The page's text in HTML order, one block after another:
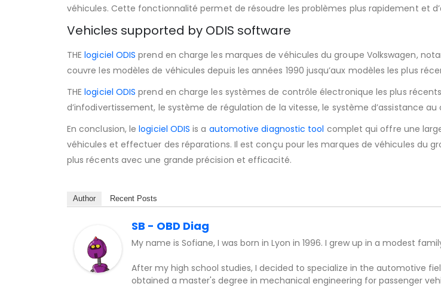
véhicules. Cette fonctionnalité permet de résoudre les problèmes plus rapidement et
Vehicles supported by ODIS software
THElogiciel ODIS prend en charge les marques de véhicules du groupe Volkswagen,
couvre les modèles de véhicules depuis les années 1990 jusqu’aux modèles les plus
THElogiciel ODIS prend en charge les systèmes de contrôle électronique les plus
d’infodivertissement, le système de régulation de la vitesse, le système d’assistance
En conclusion, lelogiciel ODIS is a automotive diagnostic tool complet qui offre une
véhicules et effectuer des réparations. Il est conçu pour les marques de véhicules du
plus récents avec une grande précision et efficacité.
Author Recent Posts
SB - OBD Diag
My name is Sofiane, I was born in Lyon in 1996. I grew up in a modest
After my high school studies, I decided to specialize in the automotive
obtained a master's degree in mechanical engineering for passenger